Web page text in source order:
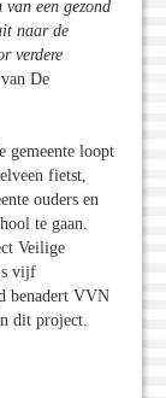
een gezond
naar de
verdere
De
gemeente loopt
fietst,
ouders en
te gaan.
Veilige
vijf
benadert VVN
dit project.